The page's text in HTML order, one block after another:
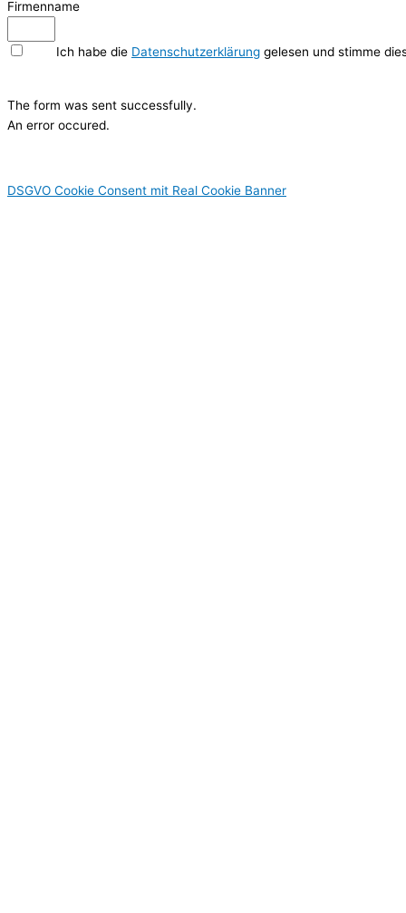
Firmenname
Ich habe die Datenschutzerklärung gelesen und stimme
The form was sent successfully.
An error occured.
DSGVO Cookie Consent mit Real Cookie Banner